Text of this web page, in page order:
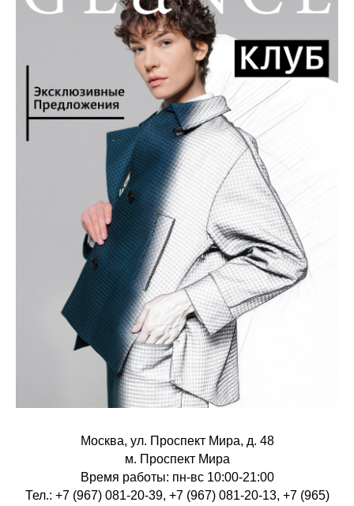
Москва, ул. Проспект Мира, д. 48
м. Проспект Мира
Время работы: пн-вс 10:00-21:00
Тел.: +7 (967) 081-20-39, +7 (967) 081-20-13, +7 (965)